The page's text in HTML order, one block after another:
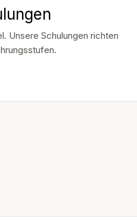
Unsere Schulungen richten